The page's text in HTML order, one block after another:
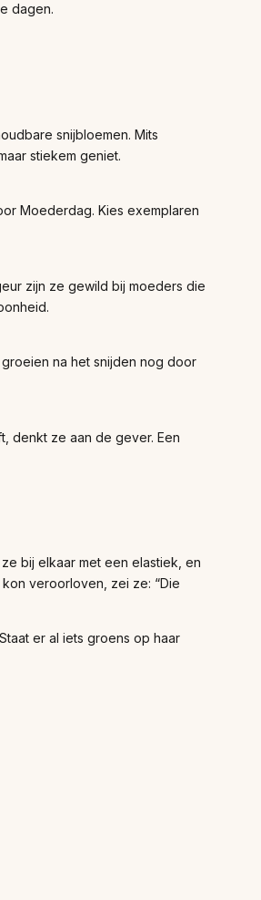
dagen.
snijbloemen. Mits
stiekem geniet.
Moederdag. Kies exemplaren
zijn ze gewild bij moeders die
na het snijden nog door
denkt ze aan de gever. Een
bij elkaar met een elastiek, en
veroorloven, zei ze: “Die
er al iets groens op haar